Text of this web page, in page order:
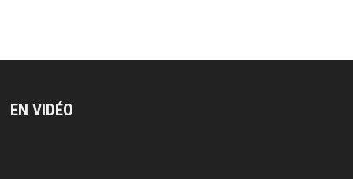
EN VIDÉO